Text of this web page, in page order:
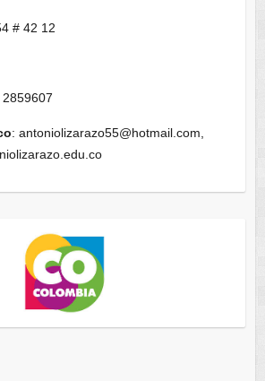
# 42 12
: antoniolizarazo55@hotmail.com,